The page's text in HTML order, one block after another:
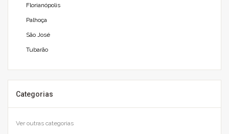
Florianópolis
Palhoça
São José
Tubarão
Categorias
Ver outras categorias